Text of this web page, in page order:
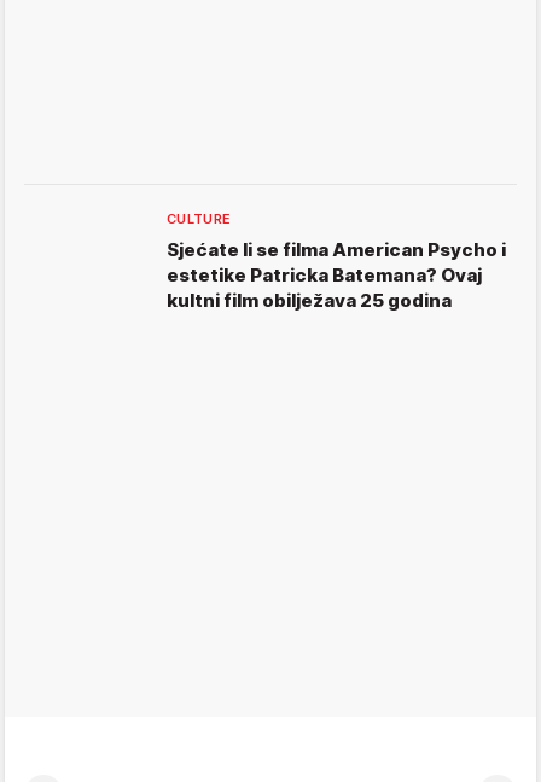
CULTURE
Sjećate li se filma American Psycho i
estetike Patricka Batemana? Ovaj
kultni film obilježava 25 godina